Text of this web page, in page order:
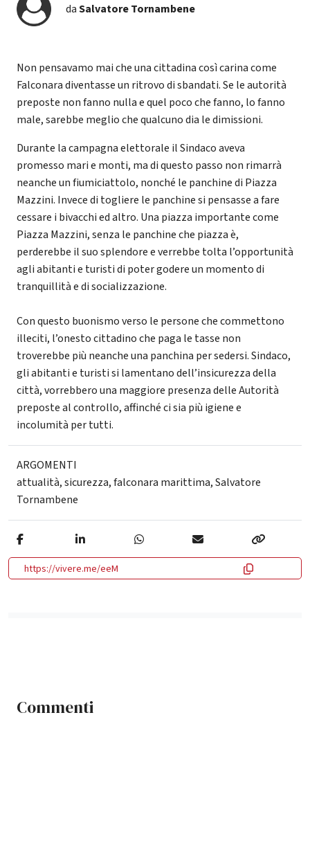
daSalvatore Tornambene
Non pensavamo mai che una cittadina così carina come
Falconara diventasse un ritrovo di sbandati. Se le autorità
preposte non fanno nulla e quel poco che fanno, lo fanno
male, sarebbe meglio che qualcuno dia le dimissioni.
Durante la campagna elettorale il Sindaco aveva
promesso mari e monti, ma di questo passo non rimarrà
neanche un fiumiciattolo, nonché le panchine di Piazza
Mazzini. Invece di togliere le panchine si pensasse a fare
cessare i bivacchi ed altro. Una piazza importante come
Piazza Mazzini, senza le panchine che piazza è,
perderebbe il suo splendore e verrebbe tolta l’opportunità
agli abitanti e turisti di poter godere un momento di
tranquillità e di socializzazione.
Con questo buonismo verso le persone che commettono
illeciti, l’onesto cittadino che paga le tasse non
troverebbe più neanche una panchina per sedersi. Sindaco,
gli abitanti e turisti si lamentano dell’insicurezza della
città, vorrebbero una maggiore presenza delle Autorità
preposte al controllo, affinché ci sia più igiene e
incolumità per tutti.
ARGOMENTI
attualità,sicurezza,falconara marittima,Salvatore
Tornambene
https://vivere.me/eeM
Commenti